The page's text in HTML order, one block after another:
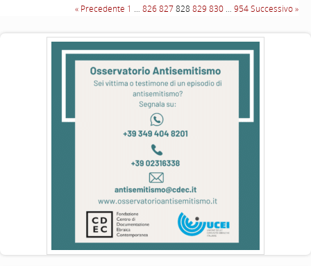
« Precedente 1 … 826827828 829 830 … 954Successivo »